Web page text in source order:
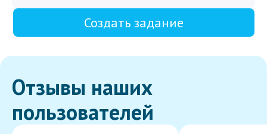
Создать задание
Отзывы наших
пользователей